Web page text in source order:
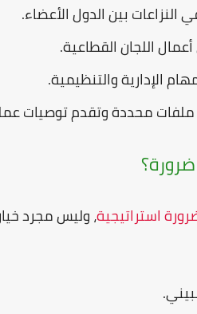
النزاعات بين الدول الأعضاء.
اللجان القطاعية.
الإدارية والتنظيمية.
ملفات محددة وتقدم توصيات
استراتيجية، وليس مجرد